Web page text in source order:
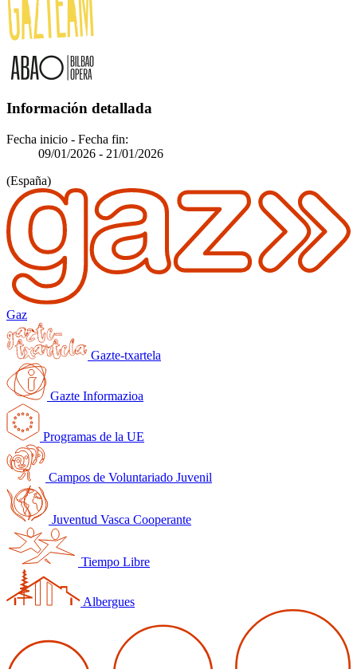
Información detallada
Fecha inicio - Fecha fin:
09/01/2026 - 21/01/2026
(España)
Gaz
Gazte-txartela
Gazte Informazioa
Programas de la UE
Campos de Voluntariado Juvenil
Juventud Vasca Cooperante
Tiempo Libre
Albergues